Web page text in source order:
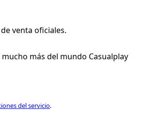
249,00 €
venta oficiales.
más del mundo Casualplay
del servicio.